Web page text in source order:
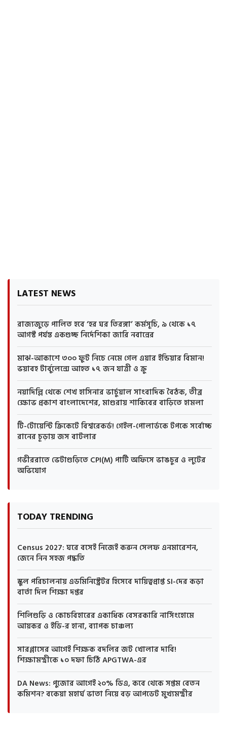
LATEST NEWS
রাজ্যজুড়ে পালিত হবে ‘হর ঘর তিরঙ্গা’ কর্মসূচি, ৯ থেকে ১৭
আগস্ট পর্যন্ত একগুচ্ছ নির্দেশিকা জারি নবান্নের
মাঝ-আকাশে ৩০০ ফুট নিচে নেমে গেল এয়ার ইন্ডিয়ার বিমান!
ভয়াবহ টার্বুলেন্সে আহত ১৭ জন যাত্রী ও ক্রু
নয়াদিল্লি থেকে শেখ হাসিনার ভার্চুয়াল সাংবাদিক বৈঠক, তীব্র
ক্ষোভ প্রকাশ বাংলাদেশের, মাগুরায় শাকিবের বাড়িতে হামলা
টি-টোয়েন্টি ক্রিকেটে বিশ্বরেকর্ড! গেইল-পোলার্ডকে টপকে সর্বোচ্চ
রানের চূড়ায় জস বাটলার
গভীররাতে ভেটাগুড়িতে CPI(M) পার্টি অফিসে ভাঙচুর ও লুটের
অভিযোগ
TODAY TRENDING
Census 2027: ঘরে বসেই নিজেই করুন সেলফ এনমারেশন,
জেনে নিন সহজ পদ্ধতি
স্কুল পরিচালনায় এডমিনিস্ট্রেটর হিসেবে দায়িত্বপ্রাপ্ত SI-দের কড়া
বার্তা দিল শিক্ষা দপ্তর
শিলিগুড়ি ও কোচবিহারের একাধিক বেসরকারি নার্সিংহোমে
আয়কর ও ইডি-র হানা, ব্যাপক চাঞ্চল্য
সারপ্লাসের আগেই শিক্ষক বদলির জট খোলার দাবি!
শিক্ষামন্ত্রীকে ১০ দফা চিঠি APGTWA-এর
DA News: পুজোর আগেই ২০% ডিএ, কবে থেকে সপ্তম বেতন
কমিশন? বকেয়া মহার্ঘ ভাতা নিয়ে বড় আপডেট মুখ্যমন্ত্রীর